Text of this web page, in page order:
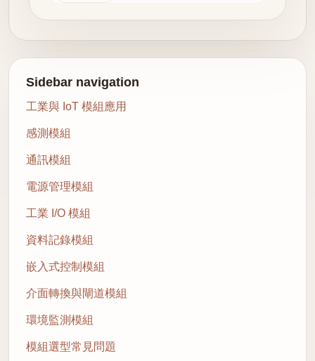
Sidebar navigation
工業與 IoT 模組應用
感測模組
通訊模組
電源管理模組
工業 I/O 模組
資料記錄模組
嵌入式控制模組
介面轉換與閘道模組
環境監測模組
模組選型常見問題